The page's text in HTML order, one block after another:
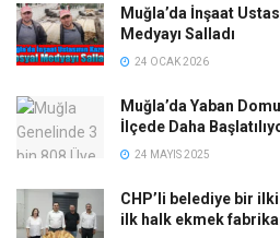
Muğla’da İnşaat
Medyayı Salladı
24 OCAK 2026
Muğla’da Yaban
İlçede Daha
24 MAYIS 2025
CHP’li belediye bir
ilk halk ekmek